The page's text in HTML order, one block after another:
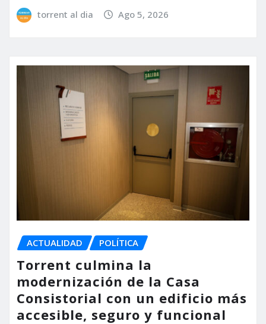
torrent al dia Ago 5, 2026
ACTUALIDAD POLÍTICA
Torrent culmina la
modernización de la Casa
Consistorial con un edificio más
accesible, seguro y funcional